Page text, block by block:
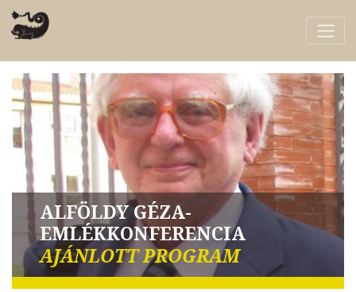
ALFÖLDY GÉZA-
EMLÉKKONFERENCIA
AJÁNLOTT PROGRAM